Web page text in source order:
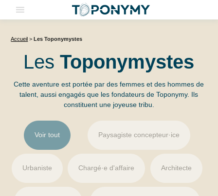
Accueil >Les Toponymystes
Les Toponymystes
Cette aventure est portée par des femmes et des hommes de
talent, aussi engagés que les fondateurs de Toponymy. Ils
constituent une joyeuse tribu.
Equipe
Voir tout Paysagiste concepteur·ice
Urbaniste Chargé·e d'affaire Architecte